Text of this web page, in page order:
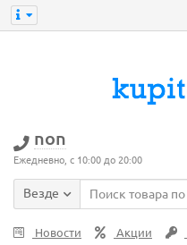
non
Ежедневно, с 10:00 до 20:00
Везде
Новости Акции